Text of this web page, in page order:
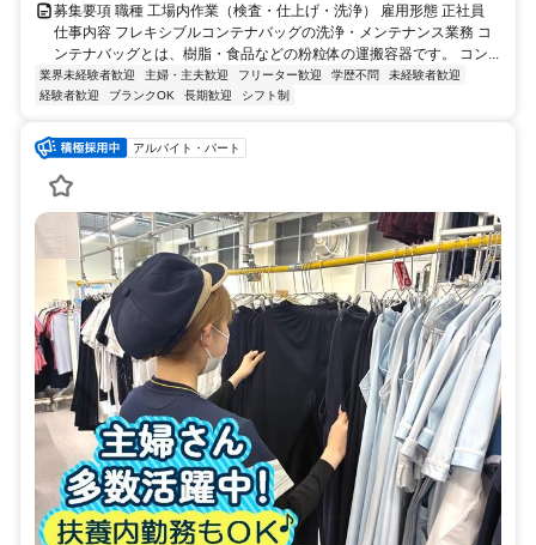
募集要項 職種 工場内作業（検査・仕上げ・洗浄） 雇用形態 正社員
仕事内容 フレキシブルコンテナバッグの洗浄・メンテナンス業務 コ
ンテナバッグとは、樹脂・食品などの粉粒体の運搬容器です。 コン...
業界未経験者歓迎 主婦・主夫歓迎 フリーター歓迎 学歴不問
未経験者歓迎
経験者歓迎
ブランクOK 長期歓迎 シフト制
アルバイト・パート